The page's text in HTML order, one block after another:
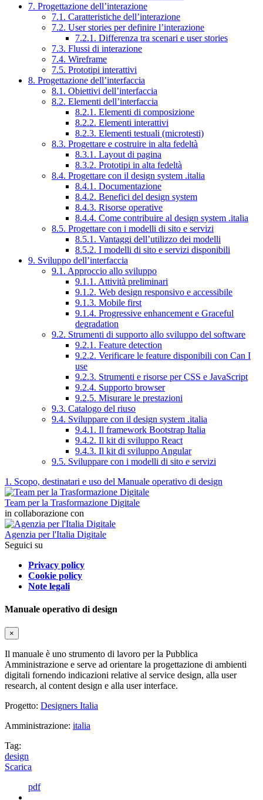
7. Progettazione dell’interazione
7.1. Caratteristiche dell’interazione
7.2. User stories per definire l’interazione
7.2.1. Differenza tra scenari e user stories
7.3. Flussi di interazione
7.4. Wireframe
7.5. Prototipi interattivi
8. Progettazione dell’interfaccia
8.1. Obiettivi dell’interfaccia
8.2. Elementi dell’interfaccia
8.2.1. Elementi di composizione
8.2.2. Elementi interattivi
8.2.3. Elementi testuali (microtesti)
8.3. Progettare e costruire in alta fedeltà
8.3.1. Layout di pagina
8.3.2. Prototipi in alta fedeltà
8.4. Progettare con il design system .italia
8.4.1. Documentazione
8.4.2. Benefici del design system
8.4.3. Risorse operative
8.4.4. Come contribuire al design system .italia
8.5. Progettare con i modelli di sito e servizi
8.5.1. Vantaggi dell’utilizzo dei modelli
8.5.2. I modelli di sito e servizi disponibili
9. Sviluppo dell’interfaccia
9.1. Approccio allo sviluppo
9.1.1. Attività preliminari
9.1.2. Web design responsivo e accessibile
9.1.3. Mobile first
9.1.4. Progressive enhancement e Graceful
degradation
9.2. Strumenti di supporto allo sviluppo del software
9.2.1. Feature detection
9.2.2. Verificare le feature disponibili con Can I
use
9.2.3. Strumenti e risorse per CSS e JavaScript
9.2.4. Supporto browser
9.2.5. Misurare le prestazioni
9.3. Catalogo del riuso
9.4. Sviluppare con il design system .italia
9.4.1. Il framework Bootstrap Italia
9.4.2. Il kit di sviluppo React
9.4.3. Il kit di sviluppo Angular
9.5. Sviluppare con i modelli di sito e servizi
1. Scopo, destinatari e uso del Manuale operativo di design
Team per la Trasformazione Digitale
in collaborazione con
Agenzia per l'Italia Digitale
Seguici su
Privacy policy
Cookie policy
Note legali
Manuale operativo di design
×
Il manuale è uno strumento di lavoro per la Pubblica
Amministrazione e serve ad orientare la progettazione di ambienti
digitali fornendo indicazioni relative al service design, alla user
research, al content design e alla user interface.
Progetto: Designers Italia
Amministrazione: italia
Tag:
design
Scarica
pdf